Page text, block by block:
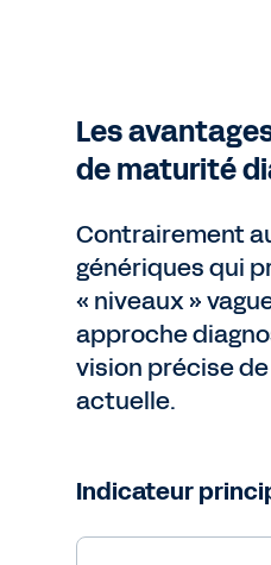
Les
de maturité
Contrairement
génériques qui
« niveaux »
approche
vision précise
actuelle.
Indicateur